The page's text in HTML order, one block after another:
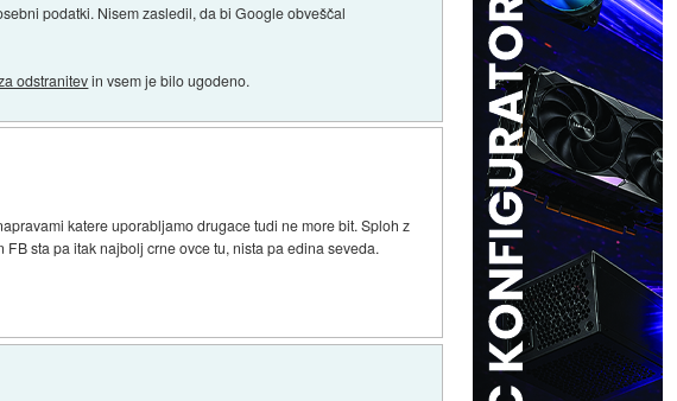
podatki. Nisem zasledil, da bi Google obveščal
odstranitevin vsem je bilo ugodeno.
katere uporabljamo drugace tudi ne more bit. Sploh z
sta pa itak najbolj crne ovce tu, nista pa edina seveda.